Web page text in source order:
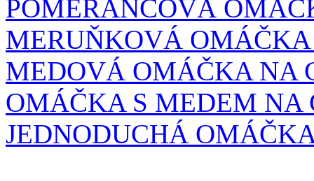
POMERANČOVÁ
MERUŇKOVÁ
MEDOVÁ OMÁČKA NA
OMÁČKA S MEDEM NA
JEDNODUCHÁ